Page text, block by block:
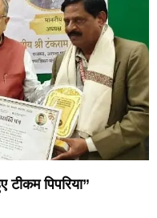
टीकम पिपरिया”